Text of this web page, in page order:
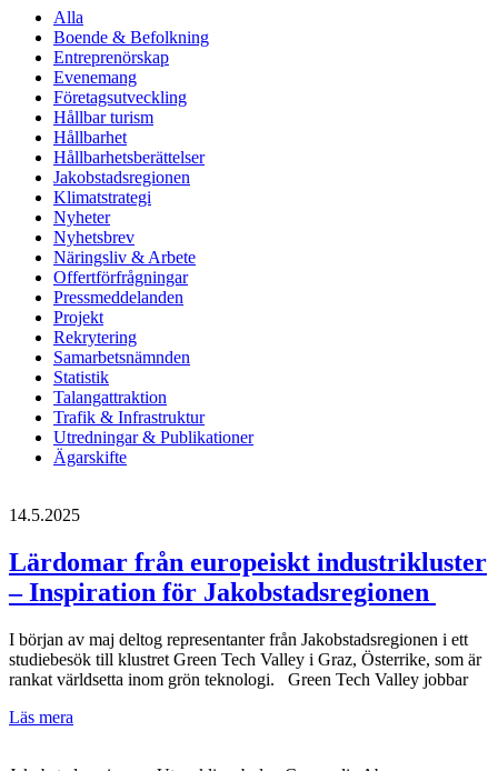
Alla
Boende & Befolkning
Entreprenörskap
Evenemang
Företagsutveckling
Hållbar turism
Hållbarhet
Hållbarhetsberättelser
Jakobstadsregionen
Klimatstrategi
Nyheter
Nyhetsbrev
Näringsliv & Arbete
Offertförfrågningar
Pressmeddelanden
Projekt
Rekrytering
Samarbetsnämnden
Statistik
Talangattraktion
Trafik & Infrastruktur
Utredningar & Publikationer
Ägarskifte
14.5.2025
Lärdomar från europeiskt industrikluster
– Inspiration för Jakobstadsregionen
I början av maj deltog representanter från Jakobstadsregionen i ett
studiebesök till klustret Green Tech Valley i Graz, Österrike, som är
rankat världsetta inom grön teknologi. Green Tech Valley jobbar
Läs mera